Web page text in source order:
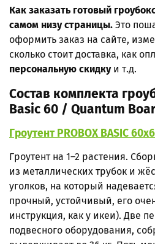
Как заказать готовый
самом низу страницы. Это
оформить заказ на сайте,
сколько стоит доставка, как
персональную скидкуи т.д.
Состав комплекта
Basic 60 / Quantum
Гроутент PROBOX BASIC
Гроутент на 1–2 растения.
из металлических трубок и
уголков, на который
прочный, устойчивый, его
инструкция, как у икеи). Две
подвесного оборудования,